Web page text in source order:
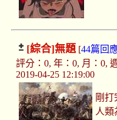
[綜合]無題[44篇回
評分：0, 年：0, 月：0,
2019-04-25 12:19:00
剛打
人類